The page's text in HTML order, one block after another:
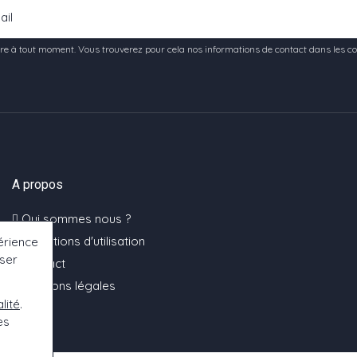
à tout moment. Vous trouverez pour cela nos informations de contact dans les
A propos
Qui sommes nous ?
Conditions d'utilisation
Contact
Mentions légales
.